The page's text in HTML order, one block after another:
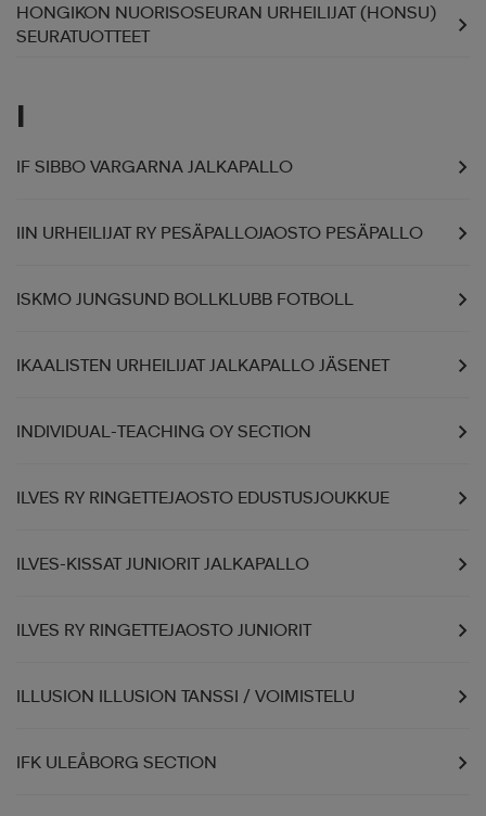
HONGIKON NUORISOSEURAN URHEILIJAT (HONSU)
SEURATUOTTEET
I
IF SIBBO VARGARNA JALKAPALLO
IIN URHEILIJAT RY PESÄPALLOJAOSTO PESÄPALLO
ISKMO JUNGSUND BOLLKLUBB FOTBOLL
IKAALISTEN URHEILIJAT JALKAPALLO JÄSENET
INDIVIDUAL-TEACHING OY SECTION
ILVES RY RINGETTEJAOSTO EDUSTUSJOUKKUE
ILVES-KISSAT JUNIORIT JALKAPALLO
ILVES RY RINGETTEJAOSTO JUNIORIT
ILLUSION ILLUSION TANSSI / VOIMISTELU
IFK ULEÅBORG SECTION